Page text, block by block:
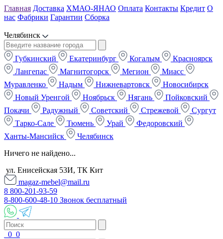
Главная Доставка ХМАО-ЯНАО Оплата Контакты Кредит О
нас Фабрики Гарантии Сборка
Челябинск
Губкинский Екатеринбург Когалым
Красноярск
Лангепас
Магнитогорск Мегион
Миасс
Муравленко
Надым Нижневартовск
Новосибирск
Новый Уренгой
Ноябрьск Нягань
Пойковский
Покачи
Радужный Советский Стрежевой
Сургут
Тарко-Сале
Тюмень Урай
Федоровский
Ханты-Мансийск
Челябинск
Ничего не найдено...
ул. Енисейская 53И, ТК Кит
magaz-mebel@mail.ru
8 800-201-93-59
8-800-600-48-10 Звонок бесплатный
0 0